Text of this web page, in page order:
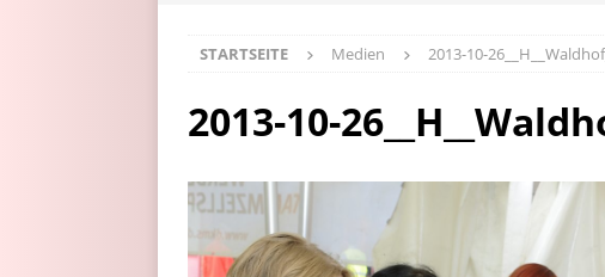
STARTSEITE Medien 2013-10-
2013-10-